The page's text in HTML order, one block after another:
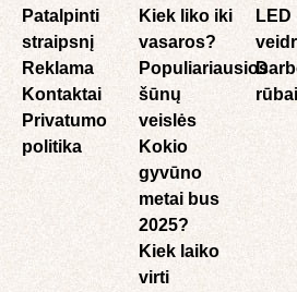
Patalpinti
straipsnį
Reklama
Kontaktai
Privatumo
politika
Kiek liko iki
vasaros?
Populiariausios
šūnų
veislės
Kokio
gyvūno
metai bus
2025?
Kiek laiko
virti
LED
rūbai